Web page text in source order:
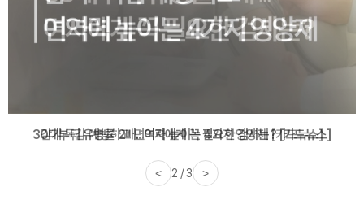
감기·독감 예방하고 면역력 높이는 4가지 영양제 [카드뉴스]
< 3 / 3 >